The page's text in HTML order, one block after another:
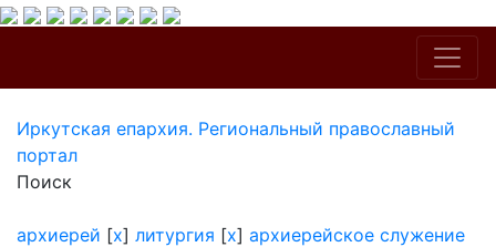
Иркутская епархия. Региональный православный
портал
Поиск
архиерей [x] литургия [x] архиерейское служение